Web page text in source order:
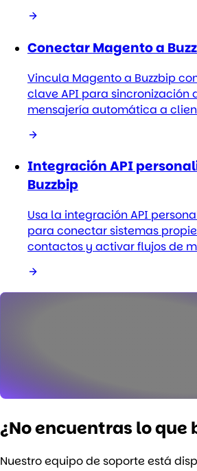
Conectar Magento a
Vincula Magento a Buzzbip
clave API para sincronización
mensajería automática a
Integración API
Buzzbip
Usa la integración API
para conectar sistemas
contactos y activar flujos de
¿No encuentras lo que
Nuestro equipo de soporte está